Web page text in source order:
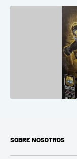
SOBRE NOSOTROS